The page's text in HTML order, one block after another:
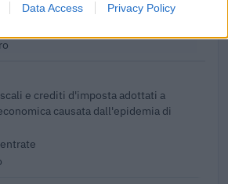
Data Access Privacy Policy
e crediti d'imposta adottati a
causata dall'epidemia di